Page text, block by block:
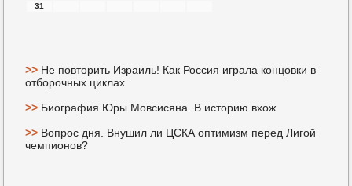
31
>> Не повторить Израиль! Как Россия играла концовки в
отборочных циклах
>> Биография Юры Мовсисяна. В историю вхож
>> Вопрос дня. Внушил ли ЦСКА оптимизм перед Лигой
чемпионов?